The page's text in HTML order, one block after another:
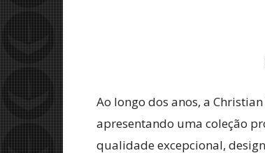
Ao longo dos anos, a
apresentando uma coleção
qualidade excepcional,